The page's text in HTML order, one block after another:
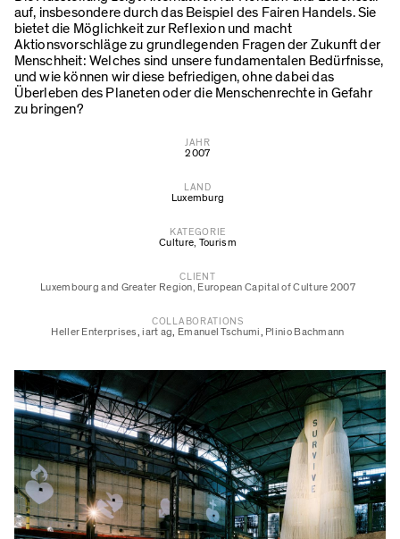
auf, insbesondere durch das Beispiel des Fairen Handels. Sie
bietet die Möglichkeit zur Reflexion und macht
Aktionsvorschläge zu grundlegenden Fragen der Zukunft der
Menschheit: Welches sind unsere fundamentalen Bedürfnisse,
und wie können wir diese befriedigen, ohne dabei das
Überleben des Planeten oder die Menschenrechte in Gefahr
zu bringen?
JAHR
2007
LAND
Luxemburg
KATEGORIE
Culture, Tourism
CLIENT
Luxembourg and Greater Region, European Capital of Culture 2007
COLLABORATIONS
Heller Enterprises,iart ag, Emanuel Tschumi, Plinio Bachmann